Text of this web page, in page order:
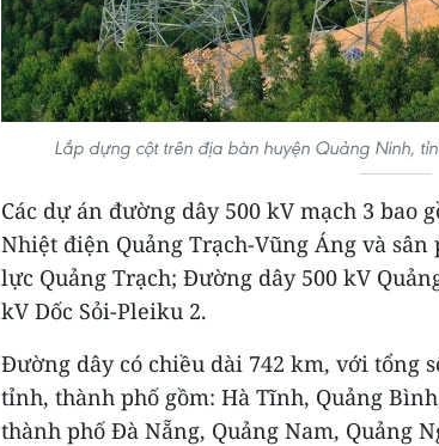
Lắp dựng cột trên địa bàn huyện Quảng Ninh,
Các dự án đường dây 500 kV mạch 3 bao
Nhiệt điện Quảng Trạch-Vũng Áng và
lực Quảng Trạch; Đường dây 500 kV
kV Dốc Sỏi-Pleiku 2.
Đường dây có chiều dài 742 km, với tổng
tỉnh, thành phố gồm: Hà Tĩnh, Quảng
thành phố Đà Nẵng, Quảng Nam, Quảng